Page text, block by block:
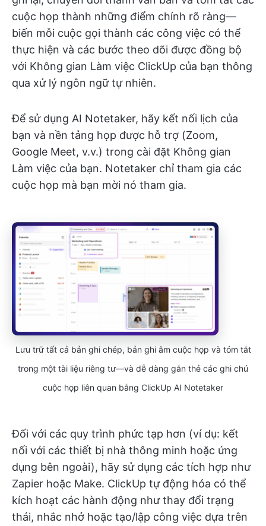
cuộc họp thành những điểm chính rõ ràng—
biến mỗi cuộc gọi thành các công việc có thể
thực hiện và các bước theo dõi được đồng bộ
với Không gian Làm việc ClickUp của bạn thông
qua xử lý ngôn ngữ tự nhiên.
Để sử dụng AI Notetaker, hãy kết nối lịch của
bạn và nền tảng họp được hỗ trợ (Zoom,
Google Meet, v.v.) trong cài đặt Không gian
Làm việc của bạn. Notetaker chỉ tham gia các
cuộc họp mà bạn mời nó tham gia.
Lưu trữ tất cả bản ghi chép, bản ghi âm cuộc họp và tóm tắt
trong một tài liệu riêng tư—và dễ dàng gắn thẻ các ghi chú
cuộc họp liên quan bằng ClickUp AI Notetaker
Đối với các quy trình phức tạp hơn (ví dụ: kết
nối với các thiết bị nhà thông minh hoặc ứng
dụng bên ngoài), hãy sử dụng các tích hợp như
Zapier hoặc Make. ClickUp tự động hóa có thể
kích hoạt các hành động như thay đổi trạng
thái, nhắc nhở hoặc tạo/lập công việc dựa trên